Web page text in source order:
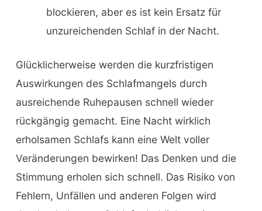
blockieren, aber es ist kein Ersatz für
unzureichenden Schlaf in der Nacht.
Glücklicherweise werden die kurzfristigen
Auswirkungen des Schlafmangels durch
ausreichende Ruhepausen schnell wieder
rückgängig gemacht. Eine Nacht wirklich
erholsamen Schlafs kann eine Welt voller
Veränderungen bewirken! Das Denken und die
Stimmung erholen sich schnell. Das Risiko von
Fehlern, Unfällen und anderen Folgen wird